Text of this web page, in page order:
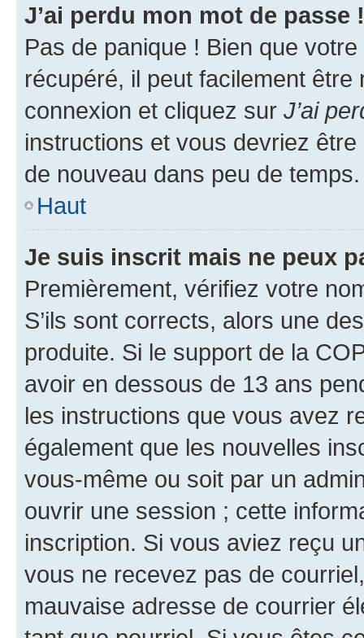
J’ai perdu mon mot de passe !
Pas de panique ! Bien que
récupéré, il peut facilement
connexion et cliquez sur J’ai
instructions et vous devriez
de nouveau dans peu de temps.
Haut
Je suis inscrit mais ne peux
Premièrement, vérifiez votre
S’ils sont corrects, alors une
produite. Si le support de la
avoir en dessous de 13 ans
les instructions que vous avez
également que les nouvelles
vous-même ou soit par un
ouvrir une session ; cette
inscription. Si vous aviez reçu
vous ne recevez pas de
mauvaise adresse de courrier